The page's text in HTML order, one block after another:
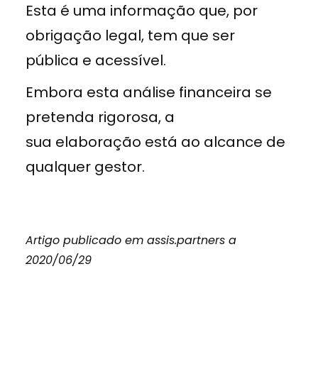
Esta é uma informação que, por
obrigação legal, tem que ser
pública e acessível.
Embora esta análise financeira se
pretenda rigorosa, a
sua elaboração está ao alcance de
qualquer gestor.
Artigo publicado em assis.partners a
2020/06/29